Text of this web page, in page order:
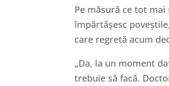
Pe măsură ce tot
împărtășesc
care regretă acum
„Da, la un moment
trebuie să facă.